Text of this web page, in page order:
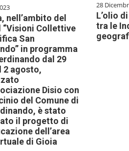
nell’ambito del
“Visioni Collettive
San
in programma
dal 29
2 agosto,
Disio con
del Comune di
è stato
il progetto di
dell’area
di Gioia
28
L’olio
tra le